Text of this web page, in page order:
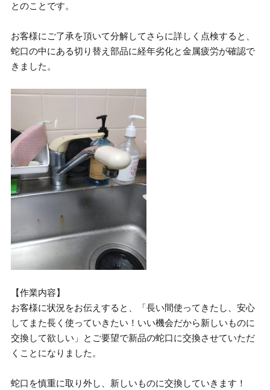
とのことです。
お客様にご了承を頂いて分解してさらに詳しく点検すると、
蛇口の中にある切り替え部品に経年劣化と金属疲労が確認で
きました。
【作業内容】
お客様に状況をお伝えすると、「長い間使ってきたし、安心
してまた長く使っていきたい！いい機会だから新しいものに
交換して欲しい」とご要望で新品の蛇口に交換させていただ
くことになりました。
蛇口を慎重に取り外し、新しいものに交換していきます！